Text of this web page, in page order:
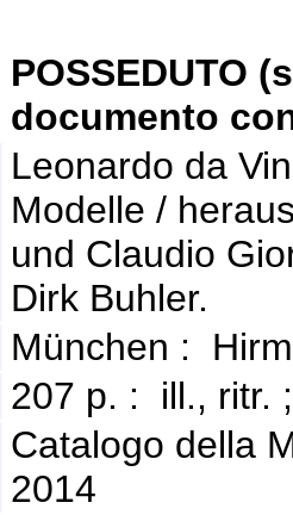
POSSEDUTO
documento
Leonardo da
Modelle /
und Claudio
Dirk Buhler.
München :
207 p. : ill.,
Catalogo della
2014